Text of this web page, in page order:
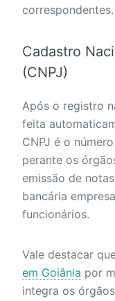
correspondentes.
Cadastro
(CNPJ)
Após o registro
feita
CNPJ é o
perante os
emissão de
bancária
funcionários.
Vale destacar
em Goiânia por
integra os